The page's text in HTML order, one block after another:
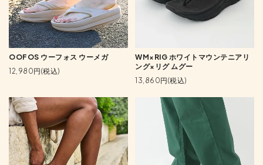
OOFOS ウーフォス ウーメガ
12,980円(税込)
WM×RIG ホワイトマウンテニアリ
ング×リグ ムグー
13,860円(税込)